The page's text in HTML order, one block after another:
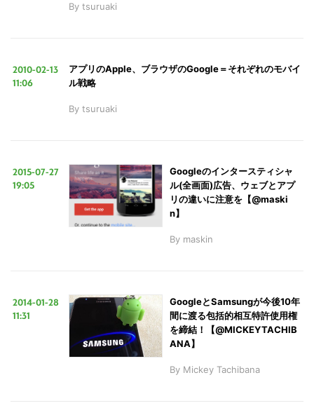
By tsuruaki
2010-02-13
11:06
アプリのApple、ブラウザのGoogle＝それぞれのモバイ
ル戦略
By tsuruaki
2015-07-27
19:05
Googleのインタースティシャ
ル(全画面)広告、ウェブとアプ
リの違いに注意を【@maski
n】
By maskin
2014-01-28
11:31
GoogleとSamsungが今後10年
間に渡る包括的相互特許使用権
を締結！【@MICKEYTACHIB
ANA】
By Mickey Tachibana
索